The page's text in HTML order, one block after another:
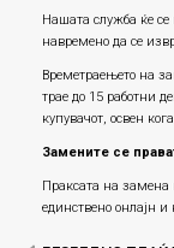
Нашата служба ќе
навремено да се
Времетраењето на
трае до 15 работни
купувачот, освен
Замените се
Праксата на замена
единствено онлајн